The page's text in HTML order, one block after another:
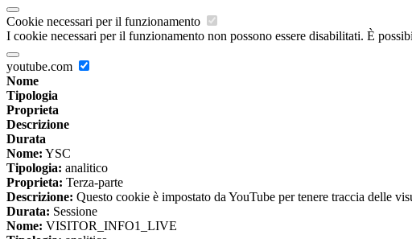
Cookie necessari per il funzionamento
I cookie necessari per il funzionamento non possono essere disabilitati. È
youtube.com
Nome
Tipologia
Proprieta
Descrizione
Durata
Nome: YSC
Tipologia: analitico
Proprieta: Terza-parte
Descrizione: Questo cookie è impostato da YouTube per tenere traccia delle
Durata: Sessione
Nome: VISITOR_INFO1_LIVE